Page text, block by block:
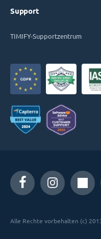
Support
TIMIFY-Supportzentrum
Alle Rechte vorbehalten (c)